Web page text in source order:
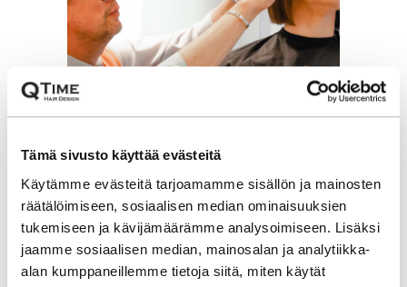
Tämä sivusto käyttää evästeitä
Käytämme evästeitä tarjoamamme sisällön ja mainosten
räätälöimiseen, sosiaalisen median ominaisuuksien
tukemiseen ja kävijämäärämme analysoimiseen. Lisäksi
jaamme sosiaalisen median, mainosalan ja analytiikka-
alan kumppaneillemme tietoja siitä, miten käytät
MIKSI KAMPAAJASI
KOULUTTAUTUMINE